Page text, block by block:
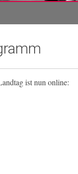
ist nun online: